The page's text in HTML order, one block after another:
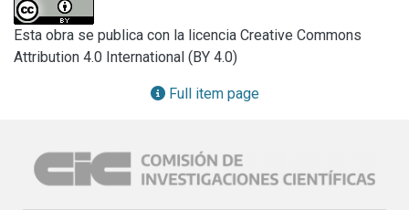
sectores bajo análisis (Pescados y Mariscos, Carnes Rojas
y Aves, Frutas y Hortalizas) y la recopilación y análisis de
datos técnicos y económicos de cada sector, que será la
plantas de procesamiento de alimentos. Se están
Se ha continuado con la participación en las experiencias
realizadas en Planta Piloto del INTI Mar del Plata durante
Esta obra se publica con la licencia Creative Commons
Attribution 4.0 International (BY 4.0)
Full item page